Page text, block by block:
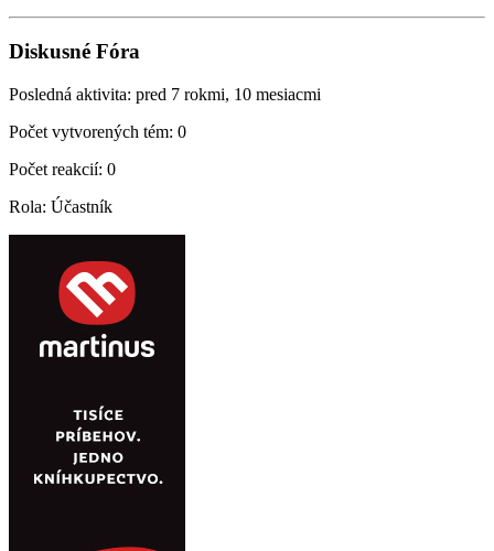
Diskusné Fóra
Posledná aktivita: pred 7 rokmi, 10 mesiacmi
Počet vytvorených tém: 0
Počet reakcií: 0
Rola: Účastník